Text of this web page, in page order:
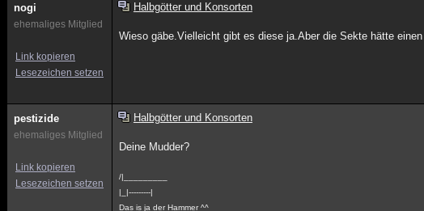
nogi
ehemaliges Mitglied
Link kopieren
Lesezeichen setzen
Halbgötter und Konsorten
Wieso gäbe.Vielleicht gibt es diese ja.Aber die Sekte hätte
pestizide
ehemaliges Mitglied
Link kopieren
Lesezeichen setzen
Halbgötter und Konsorten
Deine Mudder?
/|_________
|_|---------|
Das is ja der Hammer ^^